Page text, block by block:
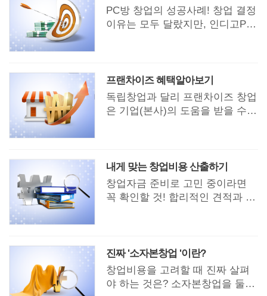
PC방 창업의 성공사례! 창업 결정
이유는 모두 달랐지만, 인디고PC
프랜차이즈 혜택알아보기
독립창업과 달리 프랜차이즈 창업
은 기업(본사)의 도움을 받을 수
내게 맞는 창업비용 산출하기
창업자금 준비로 고민 중이라면
꼭 확인할 것! 합리적인 견적과 금
진짜 '소자본창업 '이란?
창업비용을 고려할 때 진짜 살펴
야 하는 것은? 소자본창업을 둘러